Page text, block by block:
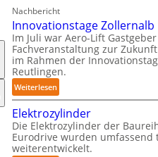
r
i
e
u
n
d
k
o
r
r
o
a
z
i
n
B
e
l
a
d
Nachbericht
Innovationstage Zollernalb
Im Juli war Aero-Lift
Fachveranstaltung zur
im Rahmen der
Reutlingen.
Weiterlesen:
I
n
n
o
v
Elektrozylinder
Die Elektrozylinder der
Eurodrive wurden umfassend
weiterentwickelt.